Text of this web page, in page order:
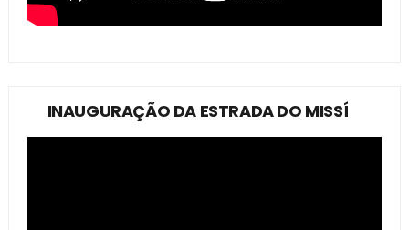
INAUGURAÇÃO DA ESTRADA DO MISSÍ